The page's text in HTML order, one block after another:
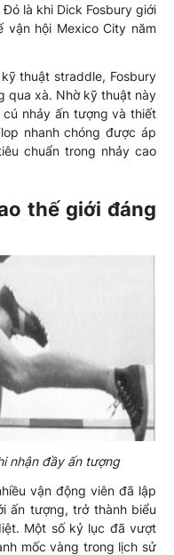
là khi Dick Fosbury giới
vận hội Mexico City năm
thuật straddle, Fosbury
qua xà. Nhờ kỹ thuật này
nhảy ấn tượng và thiết
nhanh chóng được áp
chuẩn trong nhảy cao
thế giới đáng
nhận đầy ấn tượng
vận động viên đã lập
ấn tượng, trở thành biểu
Một số kỷ lục đã vượt
mốc vàng trong lịch sử